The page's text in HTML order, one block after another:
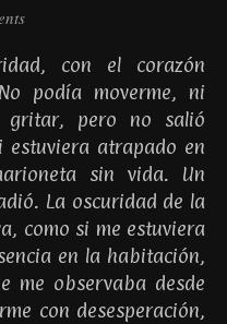
podía moverme, ni
gritar, pero no salió
estuviera atrapado en
sin vida. Un
La oscuridad de la
como si me estuviera
en la habitación,
me observaba desde
con desesperación,